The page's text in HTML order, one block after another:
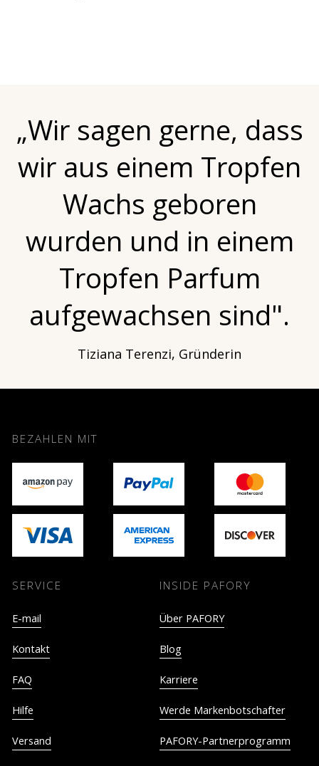
„Wir sagen gerne, dass
wir aus einem Tropfen
Wachs geboren
wurden und in einem
Tropfen Parfum
aufgewachsen sind".
Tiziana Terenzi, Gründerin
BEZAHLEN MIT
SERVICE
E-mail
Kontakt
FAQ
Hilfe
Versand
INSIDE PAFORY
Über PAFORY
Blog
Karriere
Werde Markenbotschafter
PAFORY-Partnerprogramm